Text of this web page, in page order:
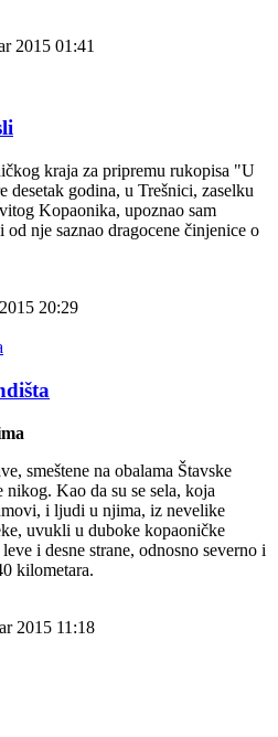
2015 01:41
kraja za pripremu rukopisa "U
godina, u Trešnici, zaselku
Kopaonika, upoznao sam
nje saznao dragocene činjenice o
20:29
smeštene na obalama Štavske
nikog. Kao da su se sela, koja
i ljudi u njima, iz nevelike
uvukli u duboke kopaoničke
i desne strane, odnosno severno i
kilometara.
2015 11:18